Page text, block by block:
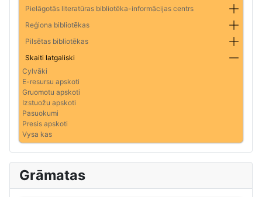
Pielāgotās literatūras bibliotēka-informācijas centrs
Reģiona bibliotēkas
Pilsētas bibliotēkas
Skaiti latgaliski
Cylvāki
E-resursu apskoti
Gruomotu apskoti
Izstuožu apskoti
Pasuokumi
Presis apskoti
Vysa kas
Grāmatas